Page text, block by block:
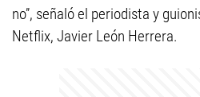
no”, señaló el periodista y
Netflix, Javier León Herrera.